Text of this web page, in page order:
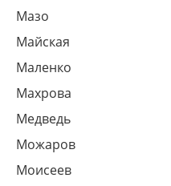
Мазо
Майская
Маленко
Махрова
Медведь
Можаров
Моисеев